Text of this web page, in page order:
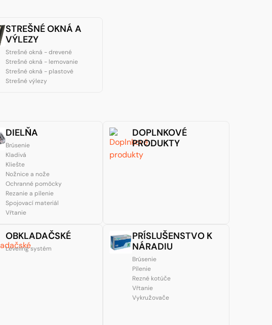
STREŠNÉ OKNÁ A
VÝLEZY
Strešné okná - drevené
Strešné okná - lemovanie
Strešné okná - plastové
Strešné výlezy
DIELŇA
Brúsenie
Kladivá
Kliešte
Nožnice a nože
Ochranné pomôcky
Rezanie a pílenie
Spojovací materiál
Vŕtanie
DOPLNKOVÉ
PRODUKTY
OBKLADAČSKÉ
Leveling systém
PRÍSLUŠENSTVO K
NÁRADIU
Brúsenie
Pílenie
Rezné kotúče
Vŕtanie
Vykružovače